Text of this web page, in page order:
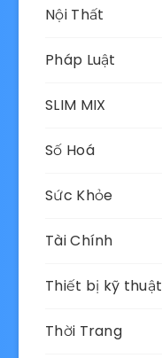
Nội Thất
Pháp Luật
SLIM MIX
Số Hoá
Sức Khỏe
Tài Chính
Thiết bị kỹ thuật
Thời Trang